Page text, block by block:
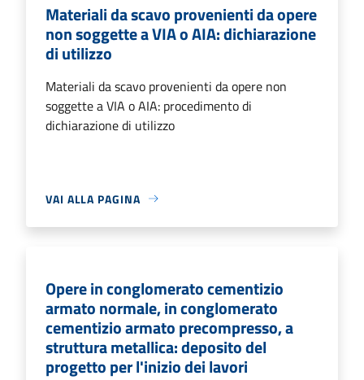
Materiali da scavo provenienti da opere
non soggette a VIA o AIA: dichiarazione
di utilizzo
Materiali da scavo provenienti da opere non
soggette a VIA o AIA: procedimento di
dichiarazione di utilizzo
VAI ALLA PAGINA
Opere in conglomerato cementizio
armato normale, in conglomerato
cementizio armato precompresso, a
struttura metallica: deposito del
progetto per l'inizio dei lavori